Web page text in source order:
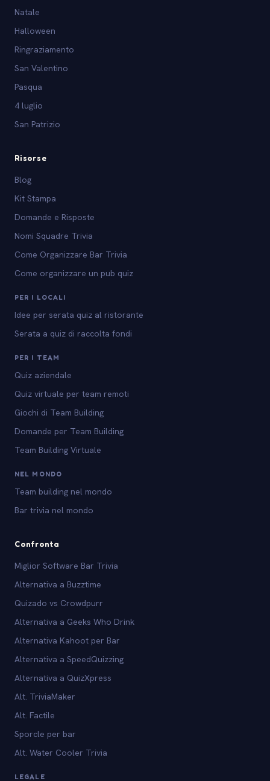
Natale
Halloween
Ringraziamento
San Valentino
Pasqua
4 luglio
San Patrizio
Risorse
Blog
Kit Stampa
Domande e Risposte
Nomi Squadre Trivia
Come Organizzare Bar Trivia
Come organizzare un pub quiz
PER I LOCALI
Idee per serata quiz al ristorante
Serata a quiz di raccolta fondi
PER I TEAM
Quiz aziendale
Quiz virtuale per team remoti
Giochi di Team Building
Domande per Team Building
Team Building Virtuale
NEL MONDO
Team building nel mondo
Bar trivia nel mondo
Confronta
Miglior Software Bar Trivia
Alternativa a Buzztime
Quizado vs Crowdpurr
Alternativa a Geeks Who Drink
Alternativa Kahoot per Bar
Alternativa a SpeedQuizzing
Alternativa a QuizXpress
Alt. TriviaMaker
Alt. Factile
Sporcle per bar
Alt. Water Cooler Trivia
LEGALE